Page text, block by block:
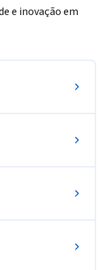
e inovação em
liderança e seus
discutidas as
agir desses
para o
em seus